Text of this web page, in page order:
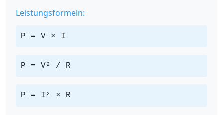
Leistungsformeln:
P = V × I
P = V² / R
P = I² × R